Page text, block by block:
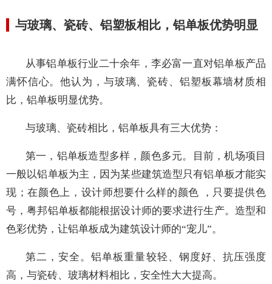
School、Nativity School、Oshawa School、
Palgrave School、美国Newyork 45street、澳大利亚Boat
Office Building、Qatar Integrated Railway Project、AL
Messila Resort & VP Spa等国际建筑项目，均使用了粤邦
金属科技的铝单板产品。